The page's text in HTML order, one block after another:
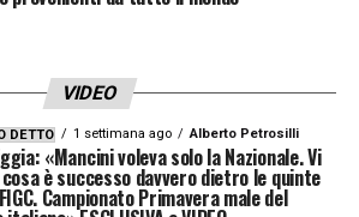
VIDEO
DETTO 1 settimana ago Alberto Petrosilli
«Mancini voleva solo la Nazionale. Vi
è successo davvero dietro le quinte
Campionato Primavera male del